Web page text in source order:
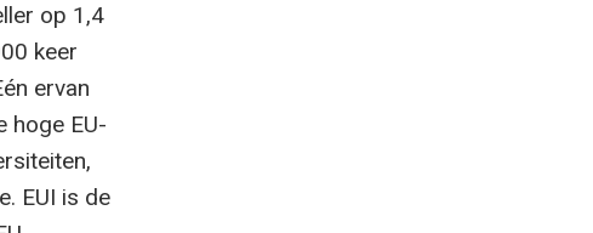
op 1,4
keer
ervan
hoge EU-
EUI is de